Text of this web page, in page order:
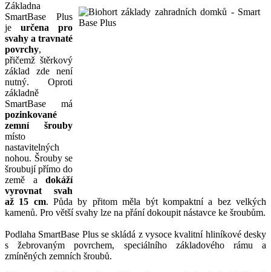
Základna
SmartBase Plus
je určena pro
svahy a travnaté
povrchy,
přičemž štěrkový
základ zde není
nutný. Oproti
základně
SmartBase má
pozinkované
zemní šrouby
místo
nastavitelných
nohou. Šrouby se
šroubují přímo do
země a dokáží
vyrovnat svah
až 15 cm. Půda by přitom měla být kompaktní a bez velkých
kamenů. Pro větší svahy lze na přání dokoupit nástavce ke šroubům.
Podlaha SmartBase Plus se skládá z vysoce kvalitní hliníkové desky
s žebrovaným povrchem, speciálního základového rámu a
zmíněných zemních šroubů.